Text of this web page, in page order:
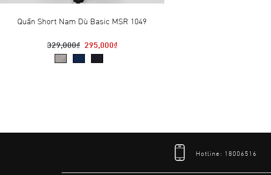
Quần Short Nam Dù Basic MSR 1049
329,000₫ 295,000₫
Hotline: 18006516